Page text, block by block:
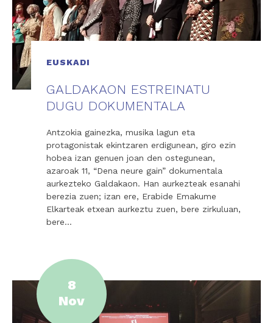
EUSKADI
GALDAKAON ESTREINATU
DUGU DOKUMENTALA
Antzokia gainezka, musika lagun eta
protagonistak ekintzaren erdigunean, giro ezin
hobea izan genuen joan den ostegunean,
azaroak 11, “Dena neure gain” dokumentala
aurkezteko Galdakaon. Han aurkezteak esanahi
berezia zuen; izan ere, Erabide Emakume
Elkarteak etxean aurkeztu zuen, bere zirkuluan,
bere…
8
Nov